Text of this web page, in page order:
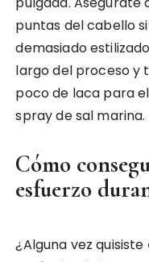
puntas del cabello
demasiado
largo del proceso y
poco de laca para
spray de sal marina.
Cómo
esfuerzo
¿Alguna vez quisiste